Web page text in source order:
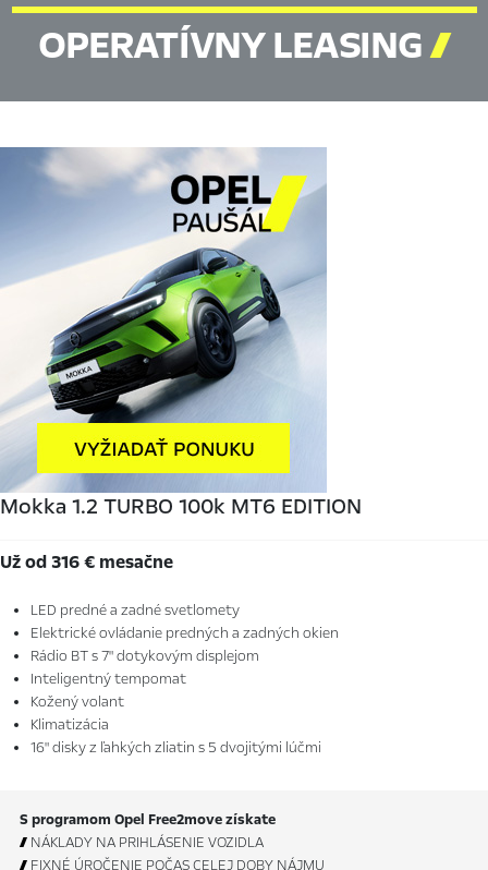
OPERATÍVNY LEASING
Mokka 1.2 TURBO 100k MT6 EDITION
Už od 316 € mesačne
LED predné a zadné svetlomety
Elektrické ovládanie predných a zadných okien
Rádio BT s 7" dotykovým displejom
Inteligentný tempomat
Kožený volant
Klimatizácia
16" disky z ľahkých zliatin s 5 dvojitými lúčmi
S programom Opel Free2move získate
 NÁKLADY NA PRIHLÁSENIE VOZIDLA
 FIXNÉ ÚROČENIE POČAS CELEJ DOBY NÁJMU